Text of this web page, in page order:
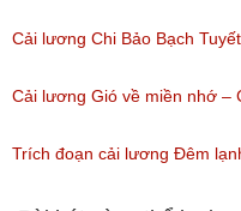
Cải lương Chi Bảo Bạch
Cải lương Gió về miền nhớ –
(Lượt nghe: 58)
Trích đoạn cải lương Đêm